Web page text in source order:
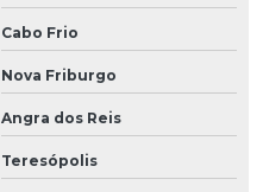
Cabo Frio
Nova Friburgo
Angra dos Reis
Teresópolis